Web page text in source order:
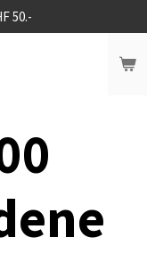
50.-